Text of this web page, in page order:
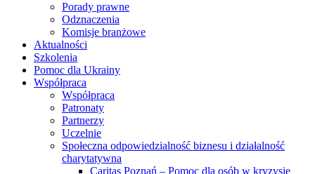
Porady prawne
Odznaczenia
Komisje branżowe
Aktualności
Szkolenia
Pomoc dla Ukrainy
Współpraca
Współpraca
Patronaty
Partnerzy
Uczelnie
Społeczna odpowiedzialność biznesu i działalność
charytatywna
Caritas Poznań – Pomoc dla osób w kryzysie